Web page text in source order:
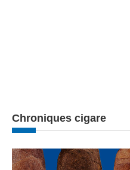
Chroniques cigare